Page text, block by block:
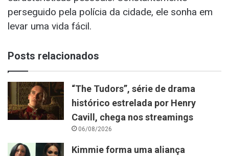
perseguido pela polícia da cidade, ele sonha em
levar uma vida fácil.
Posts relacionados
“The Tudors”, série de drama
histórico estrelada por Henry
Cavill, chega nos streamings
06/08/2026
Kimmie forma uma aliança